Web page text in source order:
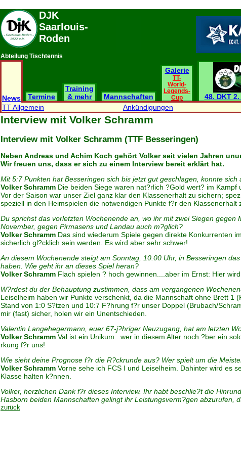
DJK
Saarlouis-
Roden
Abteilung Tischtennis
News Termine
Training
& mehr
Mannschaften
Galerie
TT-
World-
Legends-
Cup
48. DKT
TT Allgemein
Ankündigungen
Interview mit Volker Schramm
Interview mit Volker Schramm (TTF Besseringen)
Neben Andreas und Achim Koch gehört Volker seit vielen Jahren
Wir freuen uns, dass er sich zu einem Interview bereit erklärt hat.
Mit 5:7 Punkten hat Besseringen sich bis jetzt gut geschlagen, konnte
Volker Schramm Die beiden Siege waren nat?rlich ?Gold wert? im
Vor der Saison war unser Ziel ganz klar den Klassenerhalt zu sichern;
speziell in den Heimspielen die notwendigen Punkte f?r den Klassenerhalt
Du sprichst das vorletzten Wochenende an, wo ihr mit zwei Siegen
November, gegen Pirmasens und Landau auch m?glich?
Volker Schramm Das sind wiederum Spiele gegen direkte Konkurrenten
sicherlich gl?cklich sein werden. Es wird aber sehr schwer!
An diesem Wochenende steigt am Sonntag, 10.00 Uhr, in Besseringen
haben. Wie geht ihr an dieses Spiel heran?
Volker Schramm Flach spielen ? hoch gewinnen....aber im Ernst: Hier
W?rdest du der Behauptung zustimmen, dass am vergangenen
Leiselheim haben wir Punkte verschenkt, da die Mannschaft ohne Brett
Stand von 1:0 S?tzen und 10:7 F?hrung f?r unser Doppel (Brubach/
mir (fast) sicher, holen wir ein Unentschieden.
Valentin Langehegermann, euer 67-j?hriger Neuzugang, hat am letzten
Volker Schramm Val ist ein Unikum...wer in diesem Alter noch ?ber ein
rkung f?r uns!
Wie sieht deine Prognose f?r die R?ckrunde aus? Wer spielt um die
Volker Schramm Vorne sehe ich FCS I und Leiselheim. Dahinter wird es
Klasse halten k?nnen.
Volker, herzlichen Dank f?r dieses Interview. Ihr habt beschlie?t die
Hasborn beiden Mannschaften gelingt ihr Leistungsverm?gen abzurufen,
zurück